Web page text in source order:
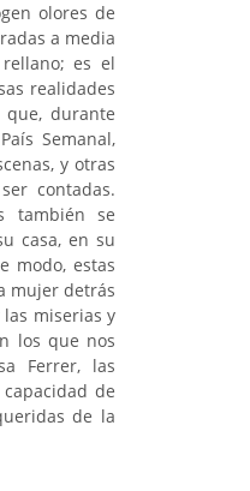
olores de
a media
es el
realidades
durante
Semanal,
y otras
contadas.
también se
casa, en su
modo, estas
mujer detrás
miserias y
los que nos
Ferrer, las
de
de la